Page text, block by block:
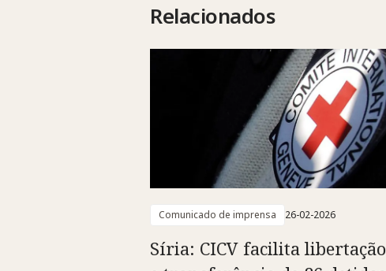
Relacionados
Comunicado de imprensa 26-02-2026
Síria: CICV facilita libertação